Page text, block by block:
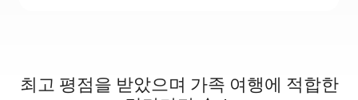
최고 평점을 받았으며 가족 여행에 적합한